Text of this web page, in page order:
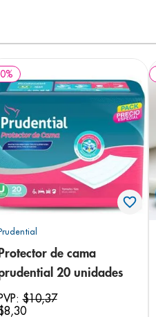
%
Protector de cama
20 unidades
PVP:$10,37
8,30